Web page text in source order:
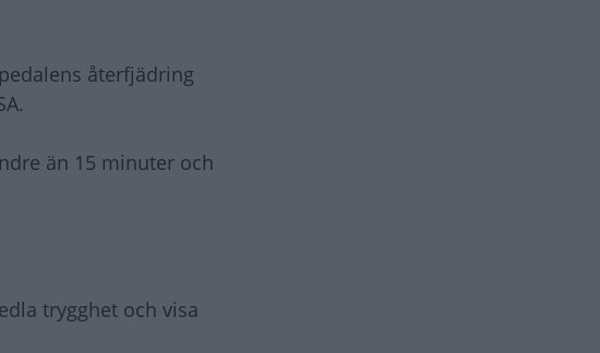
återfjädring
än 15 minuter och
trygghet och visa